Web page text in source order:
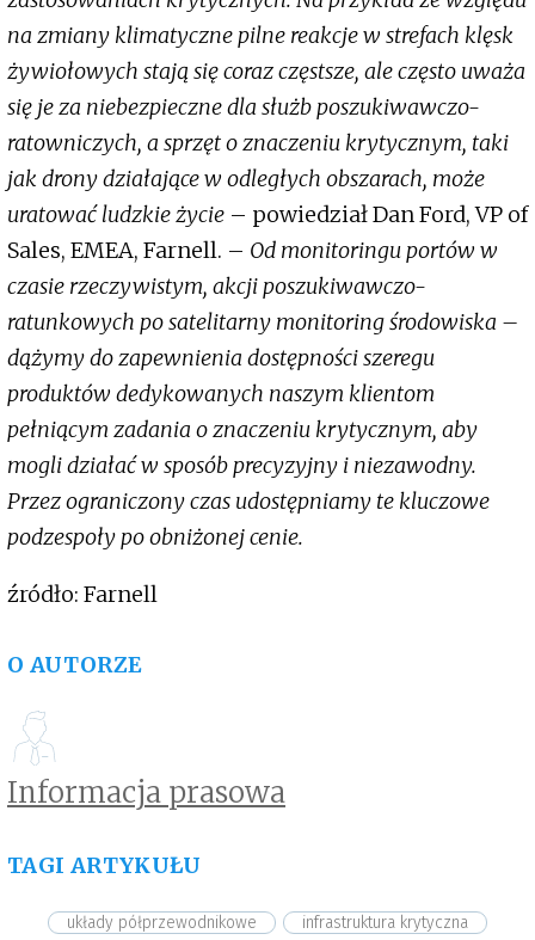
na zmiany klimatyczne pilne reakcje w strefach klęsk
żywiołowych stają się coraz częstsze, ale często uważa
się je za niebezpieczne dla służb poszukiwawczo-
ratowniczych, a sprzęt o znaczeniu krytycznym, taki
jak drony działające w odległych obszarach, może
uratować ludzkie życie – powiedział Dan Ford, VP of
Sales, EMEA, Farnell. – Od monitoringu portów w
czasie rzeczywistym, akcji poszukiwawczo-
ratunkowych po satelitarny monitoring środowiska –
dążymy do zapewnienia dostępności szeregu
produktów dedykowanych naszym klientom
pełniącym zadania o znaczeniu krytycznym, aby
mogli działać w sposób precyzyjny i niezawodny.
Przez ograniczony czas udostępniamy te kluczowe
podzespoły po obniżonej cenie.
źródło: Farnell
O AUTORZE
Informacja prasowa
TAGI ARTYKUŁU
układy półprzewodnikowe
infrastruktura krytyczna